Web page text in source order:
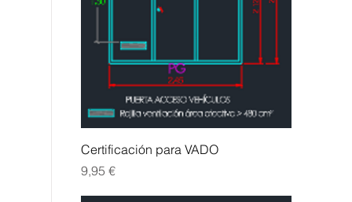
Vista rápida
Certificación para VADO
Precio
9,95 €